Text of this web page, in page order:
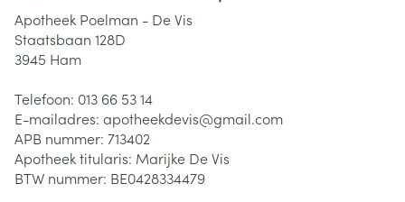
Apotheek Poelman - De Vis
Staatsbaan 128D
3945 Ham
Telefoon: 013 66 53 14
E-mailadres: apotheekdevis@gmail.com
APB nummer: 713402
Apotheek titularis: Marijke De Vis
BTW nummer: BE0428334479